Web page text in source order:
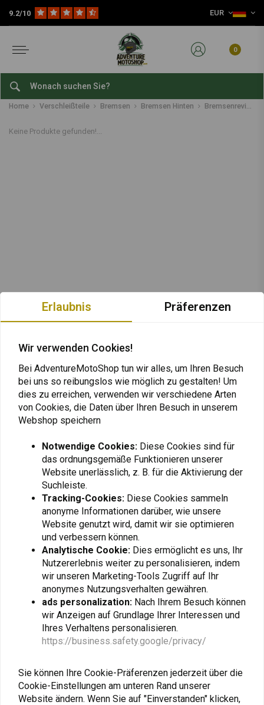
9.2/10 EUR
0
Bremsenrevision hinten
Home Verschleißteile Bremsen Bremsen Hinten Bremsenrevision hinten
Keine Produkte gefunden!...
Immer auf dem Laufenden bleiben +
5% Rabatt?
Abonnieren
Rücksendungen & Reparaturen oder
allgemeinen Informationen können Sie uns
jederzeit auf eine der folgenden Arten
Erlaubnis Präferenzen
Wir verwenden Cookies!
Bei AdventureMotoShop tun wir alles, um Ihren Besuch
bei uns so reibungslos wie möglich zu gestalten! Um
dies zu erreichen, verwenden wir verschiedene Arten
von Cookies, die Daten über Ihren Besuch in unserem
Webshop speichern
Notwendige Cookies: Diese Cookies sind für
das ordnungsgemäße Funktionieren unserer
Website unerlässlich, z. B. für die Aktivierung der
Suchleiste.
Tracking-Cookies: Diese Cookies sammeln
anonyme Informationen darüber, wie unsere
Website genutzt wird, damit wir sie optimieren
und verbessern können.
Analytische Cookie: Dies ermöglicht es uns, Ihr
Nutzererlebnis weiter zu personalisieren, indem
wir unseren Marketing-Tools Zugriff auf Ihr
anonymes Nutzungsverhalten gewähren.
ads personalization: Nach Ihrem Besuch können
wir Anzeigen auf Grundlage Ihrer Interessen und
Ihres Verhaltens personalisieren.
https://business.safety.google/privacy/
Sie können Ihre Cookie-Präferenzen jederzeit über die
Cookie-Einstellungen am unteren Rand unserer
Website ändern. Wenn Sie auf "Einverstanden" klicken,